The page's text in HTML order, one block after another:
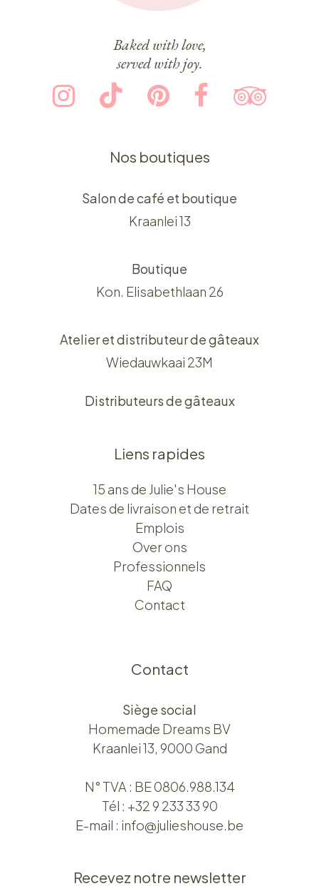
Baked with love,
served with joy.
Nos boutiques
Salon de café et boutique
Kraanlei 13
Boutique
Kon. Elisabethlaan 26
Atelier et distributeur de gâteaux
Wiedauwkaai 23M
Distributeurs de gâteaux
Liens rapides
15 ans de Julie's House
Dates de livraison et de retrait
Emplois
Over ons​​
Professionnels
FAQ
Contact
Contact
Siège social
Homemade Dreams BV
Kraanlei 13, 9000 Gand
N° TVA : BE 0806.988.134
Tél : +32 9 233 33 90
E-mail : info@julieshouse.be
Recevez notre newsletter